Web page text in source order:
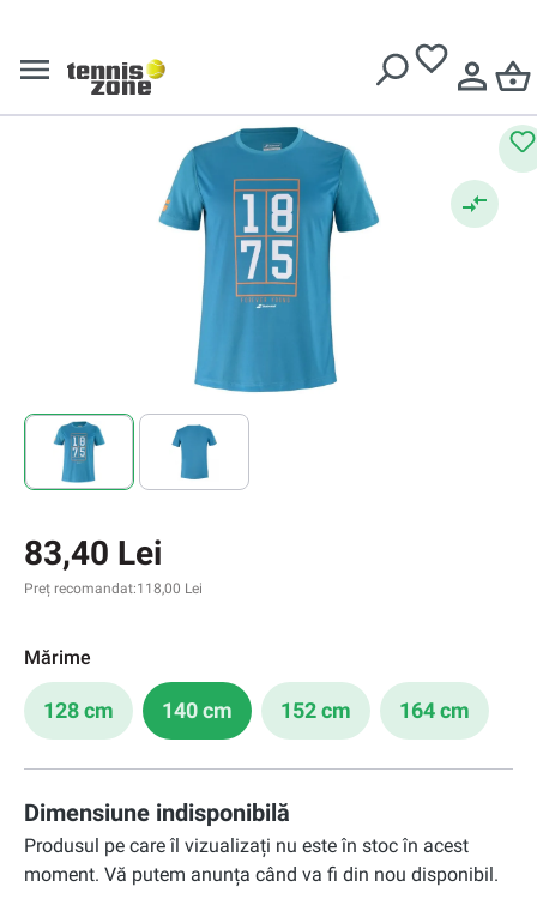
Babolat Exercise Graphic Tee
B
83,40 Lei
Preț recomandat:118,00 Lei
Mărime
128 cm 140 cm 152 cm 164 cm
Dimensiune indisponibilă
Produsul pe care îl vizualizați nu este în stoc în acest
moment. Vă putem anunța când va fi din nou disponibil.